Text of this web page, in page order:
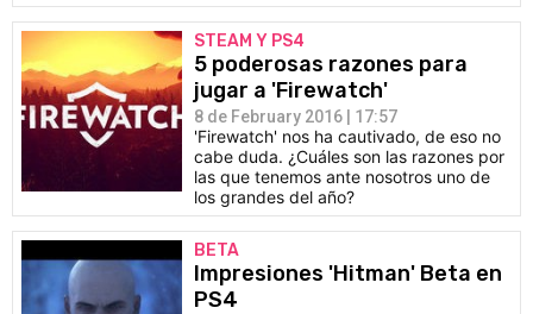
STEAM Y PS4
5 poderosas razones para
jugar a 'Firewatch'
8 de February 2016 | 17:57
'Firewatch' nos ha cautivado, de eso no
cabe duda. ¿Cuáles son las razones por
las que tenemos ante nosotros uno de
los grandes del año?
BETA
Impresiones 'Hitman' Beta en
PS4